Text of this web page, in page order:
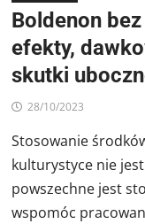
Boldenon
efekty,
skutki
28/10/2023
Stosowanie
kulturystyce nie
powszechne jest
wspomóc